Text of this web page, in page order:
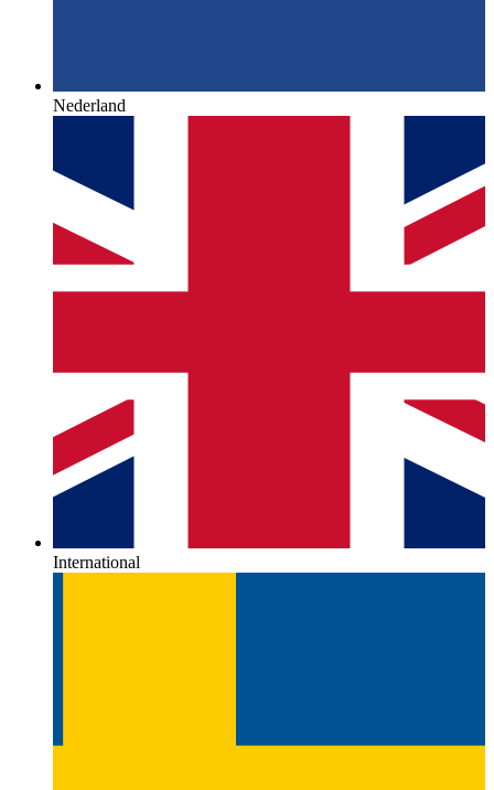
Nederland
International